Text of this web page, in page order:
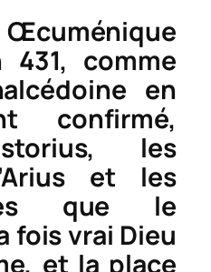
431, comme
en
confirmé,
les
et les
que le
fois vrai Dieu
et la place